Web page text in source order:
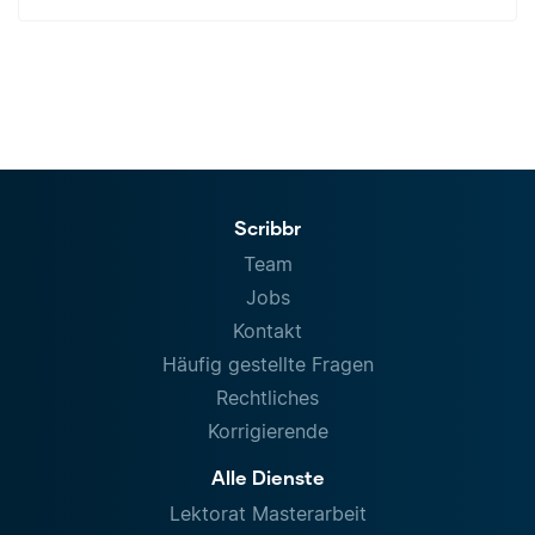
Scribbr
Team
Jobs
Kontakt
Häufig gestellte Fragen
Rechtliches
Korrigierende
Alle Dienste
Lektorat Masterarbeit